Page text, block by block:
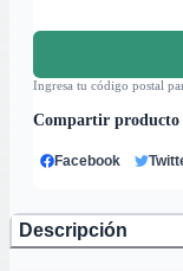
Ingresa tu código postal
Compartir producto
Facebook
Descripción